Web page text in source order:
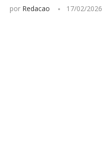
por Redacao 17/02/2026